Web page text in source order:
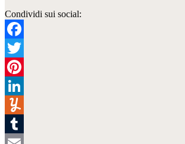
Condividi sui social:
Facebook
Twitter
Pinterest
LinkedIn
Yummly